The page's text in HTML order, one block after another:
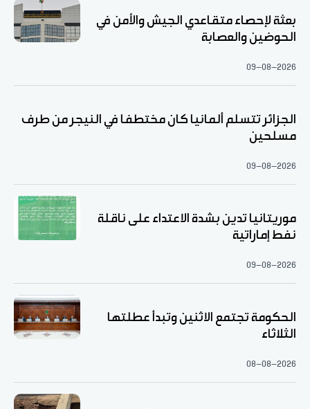
بعثة لإحصاء متقاعدي الجيش والأمن في
الحوضين والعصابة
09-08-2026
الجزائر تتسلم ألمانيا كان مختطفا في النيجر من طرف
مسلحين
09-08-2026
موريتانيا تدين بشدة الاعتداء على ناقلة
نفط إماراتية
09-08-2026
الحكومة تجتمع الاثنين وتبدأ عطلتها
الثلاثاء
08-08-2026